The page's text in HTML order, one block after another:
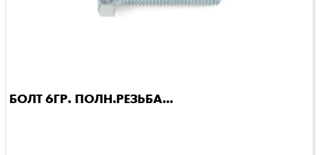
БОЛТ 6ГР. ПОЛН.РЕЗЬБА...